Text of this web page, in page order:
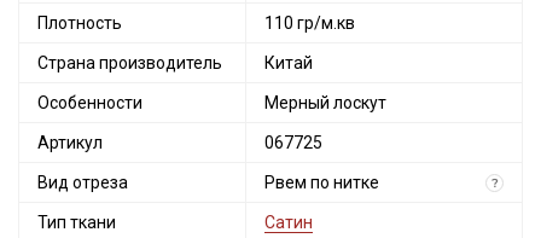
Плотность 110 гр/м.кв
Страна производитель Китай
Особенности Мерный лоскут
Артикул 067725
Вид отреза Рвем по нитке ?
Тип ткани Сатин